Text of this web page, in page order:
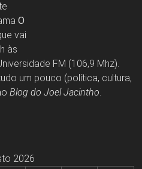
O
vai
às
FM (106,9 Mhz).
um pouco (política, cultura,
Blog do Joel Jacintho.
2026